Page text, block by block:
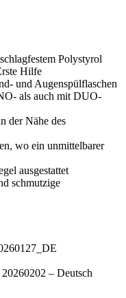
Polystyrol
Hilfe
und Augenspülflaschen
als auch mit DUO-
der Nähe des
wo ein unmittelbarer
ausgestattet
schmutzige
– Deutsch